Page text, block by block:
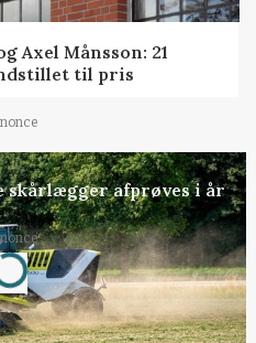
Axel Månsson: 21
til pris
skårlægger afprøves i år